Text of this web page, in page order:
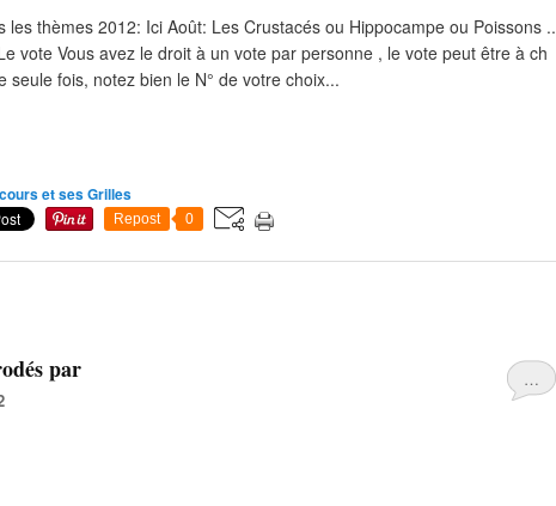
les thèmes 2012: Ici Août: Les Crustacés ou Hippocampe ou Poissons ..
vote Vous avez le droit à un vote par personne , le vote peut être à ch
seule fois, notez bien le N° de votre choix...
et ses Grilles
Repost 0
…
par